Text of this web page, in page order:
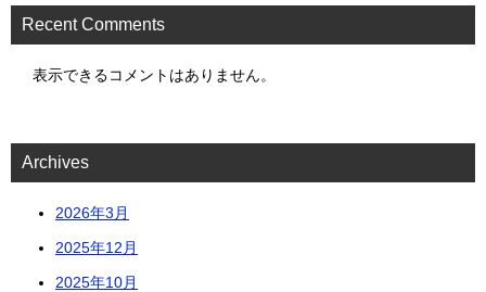
Recent Comments
表示できるコメントはありません。
Archives
2026年3月
2025年12月
2025年10月